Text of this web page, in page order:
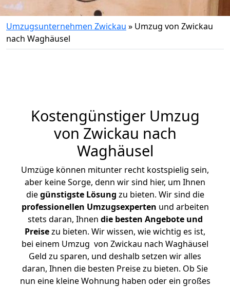
Umzugsunternehmen Zwickau » Umzug von Zwickau
nach Waghäusel
Kostengünstiger Umzug
von Zwickau nach
Waghäusel
Umzüge können mitunter recht kostspielig sein,
aber keine Sorge, denn wir sind hier, um Ihnen
diegünstigste Lösung zu bieten. Wir sind die
professionellen Umzugsexperten und arbeiten
stets daran, Ihnen die besten Angebote und
Preisezu bieten. Wir wissen, wie wichtig es ist,
bei einem Umzug von Zwickau nach Waghäusel
Geld zu sparen, und deshalb setzen wir alles
daran, Ihnen die besten Preise zu bieten. Ob Sie
nun eine kleine Wohnung haben oder ein großes